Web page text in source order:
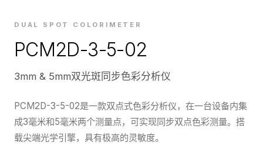
DUAL SPOT COLORIMETER
PCM2D-3-5-02
3mm & 5mm双光斑同步色彩分析仪
PCM2D-3-5-02是一款双点式色彩分析仪，在一台设备内集
成3毫米和5毫米两个测量点，可实现同步双点色彩测量。搭
载尖端光学引擎，具有极高的灵敏度。